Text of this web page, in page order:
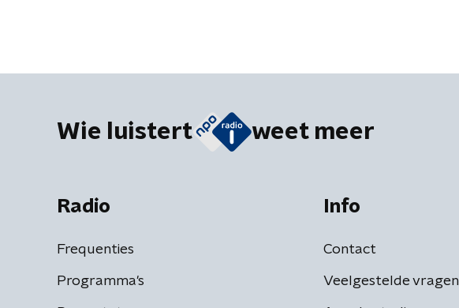
Wie luistert weet meer
Radio
Frequenties
Programma's
Info
Contact
Veelgestelde vragen